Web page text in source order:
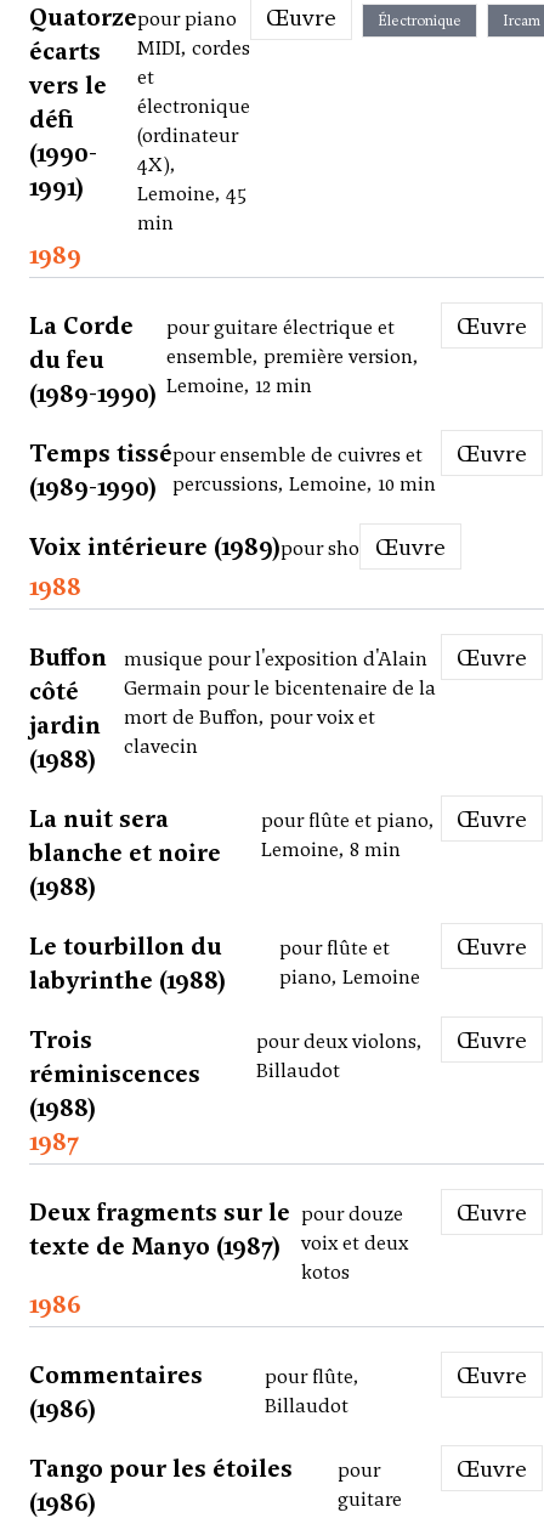
Quatorze
écarts
vers le
défi
(1990-
1991)
pour piano
MIDI, cordes
et
électronique
(ordinateur
4X),
Lemoine, 45
min
Œuvre Électronique Ircam
1989
La Corde
du feu
(1989-1990)
pour guitare électrique et
ensemble, première version,
Lemoine, 12 min
Œuvre
Temps tissé
(1989-1990)
pour ensemble de cuivres et
percussions, Lemoine, 10 min
Œuvre
Voix intérieure (1989)pour sho
Œuvre
1988
Buffon
côté
jardin
(1988)
musique pour l'exposition d'Alain
Germain pour le bicentenaire de la
mort de Buffon, pour voix et
clavecin
Œuvre
La nuit sera
blanche et noire
(1988)
pour flûte et piano,
Lemoine, 8 min
Œuvre
Le tourbillon du
labyrinthe (1988)
pour flûte et
piano, Lemoine
Œuvre
Trois
réminiscences
(1988)
pour deux violons,
Billaudot
Œuvre
1987
Deux fragments sur le
texte de Manyo (1987)
pour douze
voix et deux
kotos
Œuvre
1986
Commentaires
(1986)
pour flûte,
Billaudot
Œuvre
Tango pour les étoiles
(1986)
pour
guitare
Œuvre